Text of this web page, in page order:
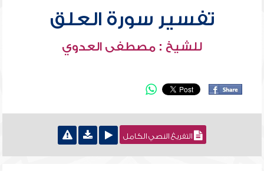
تفسير سورة العلق
للشيخ : مصطفى العدوي
التفريغ النصي الكامل